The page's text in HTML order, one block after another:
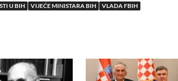
U BIH VIJEĆE MINISTARA BIH VLADA FBIH